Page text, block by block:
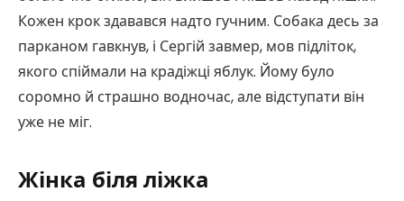
Кожен крок здавався надто гучним. Собака десь за
парканом гавкнув, і Сергій завмер, мов підліток,
якого спіймали на крадіжці яблук. Йому було
соромно й страшно водночас, але відступати він
уже не міг.
Жінка біля ліжка